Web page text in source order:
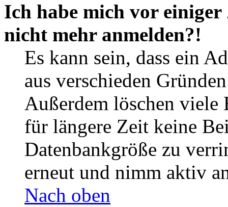
Ich habe mich vor
nicht mehr anmelden?!
Es kann sein, dass ein
aus verschieden
Außerdem löschen viele
für längere Zeit keine
Datenbankgröße zu
erneut und nimm aktiv
Nach oben